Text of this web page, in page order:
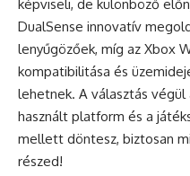
képviseli, de különböző
DualSense innovatív
lenyűgözőek, míg az Xbox
kompatibilitása és
lehetnek. A választás végül
használt platform és a
mellett döntesz, biztosan
részed!